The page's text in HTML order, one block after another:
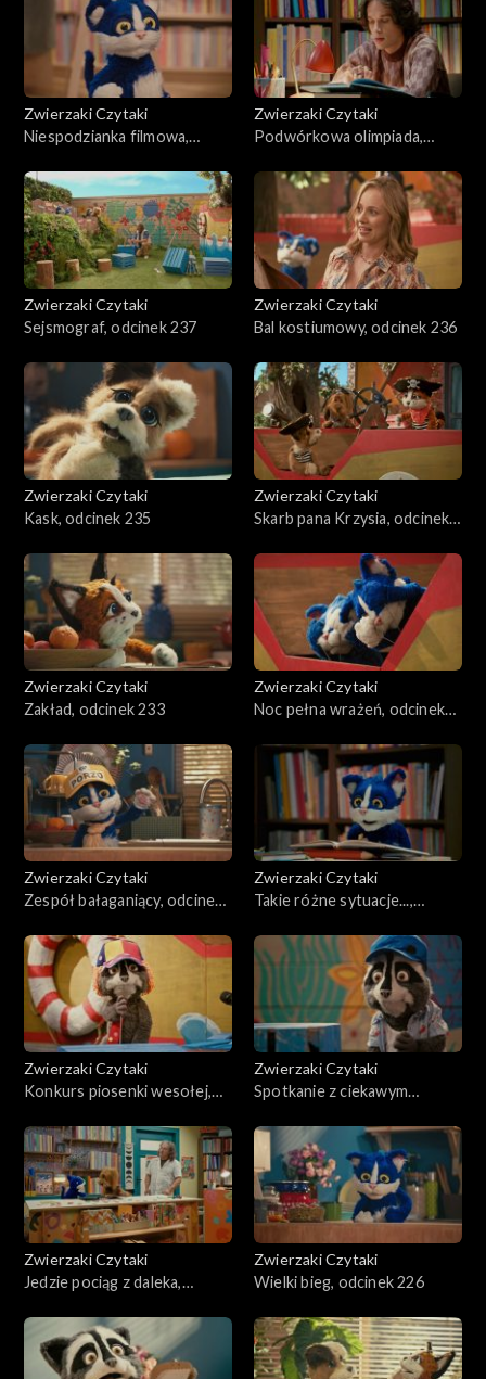
Zwierzaki Czytaki
Niespodzianka filmowa,
Zwierzaki Czytaki
Podwórkowa olimpiada,
Zwierzaki Czytaki
Sejsmograf, odcinek 237
Zwierzaki Czytaki
Bal kostiumowy, odcinek 236
Zwierzaki Czytaki
Kask, odcinek 235
Zwierzaki Czytaki
Skarb pana Krzysia, odcinek
Zwierzaki Czytaki
Zakład, odcinek 233
Zwierzaki Czytaki
Noc pełna wrażeń, odcinek
Zwierzaki Czytaki
Zespół bałaganiący, odcinek
Zwierzaki Czytaki
Takie różne sytuacje...,
Zwierzaki Czytaki
Konkurs piosenki wesołej,
Zwierzaki Czytaki
Spotkanie z ciekawym
Zwierzaki Czytaki
Jedzie pociąg z daleka,
Zwierzaki Czytaki
Wielki bieg, odcinek 226